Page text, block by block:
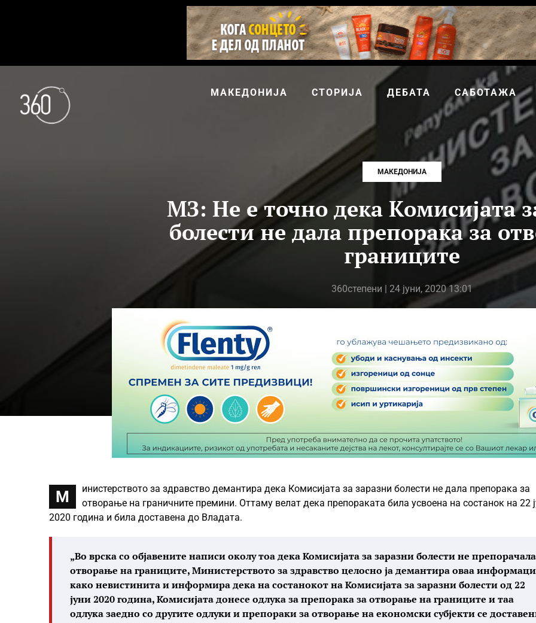
МАКЕДОНИЈА СТОРИЈА ДЕБАТА САБОТАЖА
МАКЕДОНИЈА
МЗ: Не е точно дека Комисијата
болести не дала препорака за
границите
360степени | 24 јуни, 2020 13:01
М
инистерството за здравство демантира дека Комисијата за заразни болести не дала препорака за
отворање на граничните премини. Оттаму велат дека препораката била усвоена на состанок на 22
2020 година и била доставена до Владата.
„Во врска со објавените написи околу тоа дека Комисијата за заразни болести не препорачала
отворање на границите, Министерството за здравство целосно ја демантира оваа
како невистинита и информира дека на состанокот на Комисијата за заразни болести од 22
јуни 2020 година, Комисијата донесе одлука за препорака за отворање на границите и таа
одлука заедно со другите одлуки и препораки за отворање на економски субјекти се